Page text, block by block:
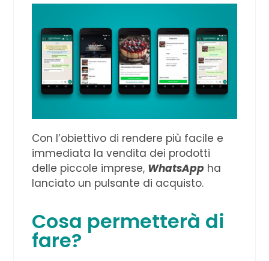
Con l’obiettivo di rendere più facile e
immediata la vendita dei prodotti
delle piccole imprese, WhatsApp ha
lanciato un pulsante di acquisto.
Cosa permetterà di
fare?